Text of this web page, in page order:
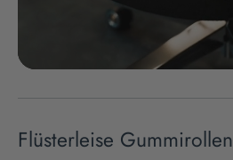
Flüsterleise Gummirollen